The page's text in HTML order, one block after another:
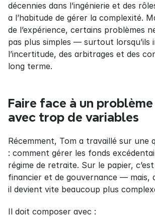
décennies dans l’ingénierie et des
a l’habitude de gérer la complexité.
de l’expérience, certains problèmes
pas plus simples — surtout lorsqu’ils
l’incertitude, des arbitrages et des
long terme.
Faire face à un
avec trop de variables
Récemment, Tom a travaillé sur une
: comment gérer les fonds
régime de retraite. Sur le papier,
financier et de gouvernance — mais,
il devient vite beaucoup plus
Il doit composer avec :